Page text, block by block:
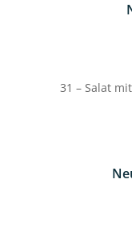
31 – Salat